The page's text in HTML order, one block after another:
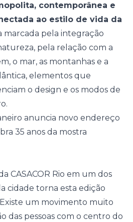
contemporânea e
ao estilo de vida da
marcada pela integração
pela relação com a
o mar, as montanhas e a
elementos que
o design e os modos de
CASACOR Rio em um dos
cidade torna esta edição
Existe um movimento muito
das pessoas com o centro do